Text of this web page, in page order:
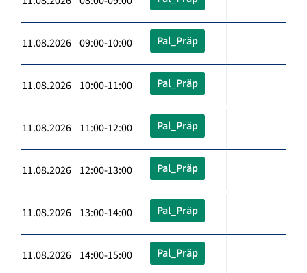
11.08.2026 09:00-10:00 Pal_Präp
11.08.2026 10:00-11:00 Pal_Präp
11.08.2026 11:00-12:00 Pal_Präp
11.08.2026 12:00-13:00 Pal_Präp
11.08.2026 13:00-14:00 Pal_Präp
11.08.2026 14:00-15:00 Pal_Präp